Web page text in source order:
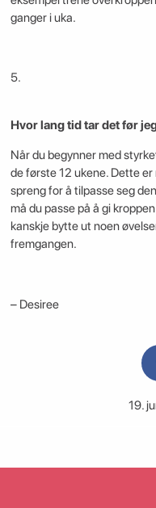
ganger i uka.
5.
Hvor lang tid tar det før
Når du begynner med
de første 12 ukene. Dette
spreng for å tilpasse seg
må du passe på å gi
kanskje bytte ut noen
fremgangen.
– Desiree
19.